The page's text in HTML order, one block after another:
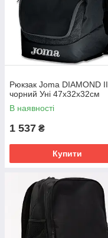
Рюкзак Joma DIAMOND II
чорний Уні 47х32х32см
В наявності
1 537 ₴
Купити